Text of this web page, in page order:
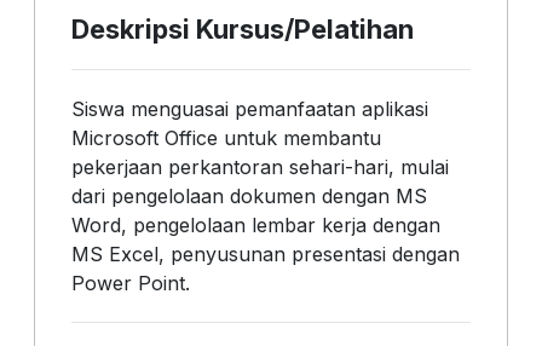
Deskripsi Kursus/Pelatihan
Siswa menguasai pemanfaatan aplikasi
Microsoft Office untuk membantu
pekerjaan perkantoran sehari-hari, mulai
dari pengelolaan dokumen dengan MS
Word, pengelolaan lembar kerja dengan
MS Excel, penyusunan presentasi dengan
Power Point.